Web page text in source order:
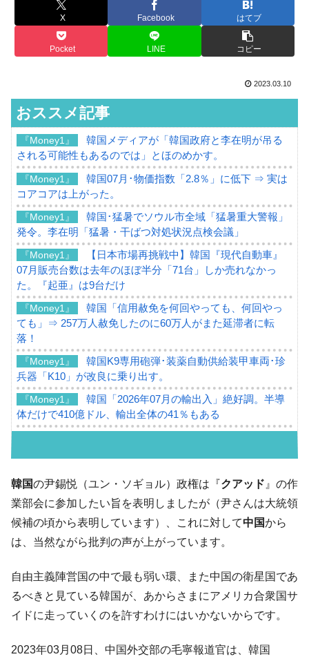
X Facebook はてブ
Pocket LINE コピー
2023.03.10
おススメ記事
『Money1』
韓国メディアが「韓国政府と李在明が吊る
される可能性もあるのでは」とほのめかす。
『Money1』
韓国07月･物価指数「2.8％」に低下 ⇒ 実は
コアコアは上がった。
『Money1』
韓国･猛暑でソウル市全域「猛暑重大警報」
発令。李在明「猛暑・干ばつ対処状況点検会議」
『Money1』
【日本市場再挑戦中】韓国『現代自動車』
07月販売台数は去年のほぼ半分「71台」しか売れなかっ
た。『起亜』は9台だけ
『Money1』
韓国「信用赦免を何回やっても、何回やっ
ても」⇒ 257万人赦免したのに60万人がまた延滞者に転
落！
『Money1』
韓国K9専用砲弾･装薬自動供給装甲車両･珍
兵器「K10」が改良に乗り出す。
『Money1』
韓国「2026年07月の輸出入」絶好調。半導
体だけで410億ドル、輸出全体の41％もある
『Money1』
ル。外平債の発行「19.4億ドル」
ーにウソのデータを入力したのは明白だ」
韓国･李在明さっそく不動産対策で浅薄な発
『Money1』
韓国は「中国と同じく」投資に不適格な国
だ。
す」⇒「金を経由するドル入手」手段ではないのか？
韓国の尹錫悦（ユン・ソギョル）政権は『クアッド 』の作
業部会に参加したい旨を表明しましたが（尹さんは大統領
候補の頃から表明しています）、これに対して中国から
は、当然ながら批判の声が上がっています。
自由主義陣営国の中で最も弱い環、また中国の衛星国であ
るべきと見ている韓国が、あからさまにアメリカ合衆国サ
イドに走っていくのを許すわけにはいかないからです。
2023年03月08日、中国外交部の毛寧報道官は、韓国